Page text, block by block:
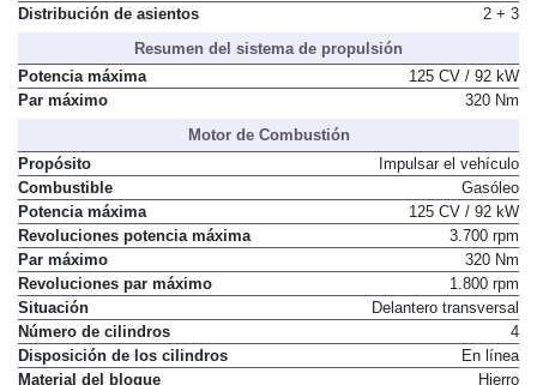
Distribución de asientos
2 + 3
Resumen del sistema de propulsión
Potencia máxima
125 CV / 92 kW
Par máximo
320 Nm
Motor de Combustión
Propósito
Impulsar el vehículo
Combustible
Gasóleo
Potencia máxima
125 CV / 92 kW
Revoluciones potencia máxima
3.700 rpm
Par máximo
320 Nm
Revoluciones par máximo
1.800 rpm
Situación
Delantero transversal
Número de cilindros
4
Disposición de los cilindros
En línea
Material del bloque
Hierro